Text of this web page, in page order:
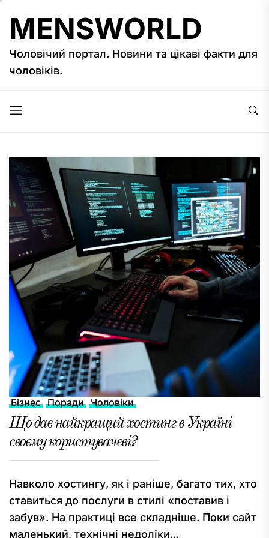
до
вмісту
MENSWORLD
Чоловічий портал. Новини та цікаві факти для
чоловіків.
Бізнес Поради Чоловіки
Що дає найкращий хостинг в Україні
своєму користувачеві?
Навколо хостингу, як і раніше, багато тих, хто
ставиться до послуги в стилі «поставив і
забув». На практиці все складніше. Поки сайт
маленький, технічні недоліки...